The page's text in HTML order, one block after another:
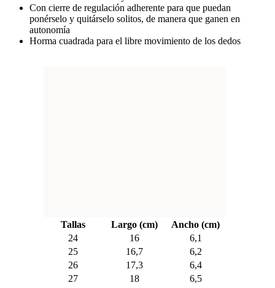
Con cierre de regulación adherente para que puedan
ponérselo y quitárselo solitos, de manera que ganen en
autonomía
Horma cuadrada para el libre movimiento de los dedos
Tallas Largo (cm)
Ancho (cm)
24
16
6,1
25
16,7
6,2
26
17,3
6,4
27
18
6,5